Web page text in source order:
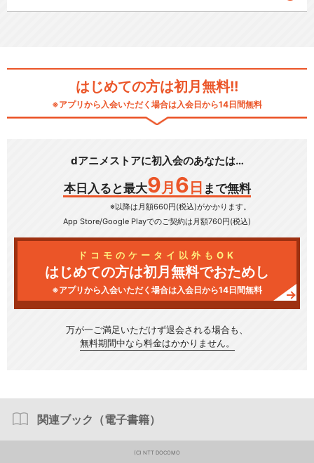
はじめての方は初月無料!!
※アプリから入会いただく場合は入会日から14日間無料
dアニメストアに初入会のあなたは…
本日入ると最大9 月 6 日 まで無料
※以降は月額660円(税込)がかかります。
App Store/Google Playでのご契約は月額760円(税込)
ドコモのケータイ以外もOK
はじめての方は初月無料でおためし
※アプリから入会いただく場合は入会日から14日間無料
万が一ご満足いただけず退会される場合も、
無料期間中なら料金はかかりません。
関連ブック（電子書籍）
(C) NTT DOCOMO